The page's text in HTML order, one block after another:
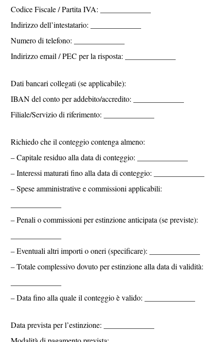
Codice Fiscale / Partita IVA: _____________
Indirizzo dell’intestatario: _____________
Numero di telefono: _____________
Indirizzo email / PEC per la risposta: _____________
Dati bancari collegati (se applicabile):
IBAN del conto per addebito/accredito: _____________
Filiale/Servizio di riferimento: _____________
Richiedo che il conteggio contenga almeno:
– Capitale residuo alla data di conteggio: _____________
– Interessi maturati fino alla data di conteggio: _____________
– Spese amministrative e commissioni applicabili:
– Penali o commissioni per estinzione anticipata (se previste):
– Eventuali altri importi o oneri (specificare): _____________
– Totale complessivo dovuto per estinzione alla data di validità:
– Data fino alla quale il conteggio è valido: _____________
Data prevista per l’estinzione: _____________